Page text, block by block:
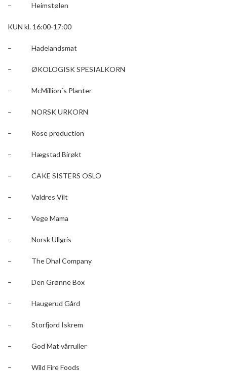
– Heimstølen
KUN kl. 16:00-17:00
– Hadelandsmat
– ØKOLOGISK SPESIALKORN
– McMillion´s Planter
– NORSK URKORN
– Rose production
– Hægstad Birøkt
– CAKE SISTERS OSLO
– Valdres Vilt
– Vege Mama
– Norsk Ullgris
– The Dhal Company
– Den Grønne Box
– Haugerud Gård
– Storfjord Iskrem
– God Mat vårruller
– Wild Fire Foods